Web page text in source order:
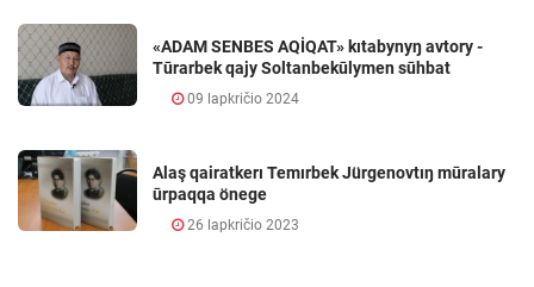
«ADAM SENBES AQİQAT» kıtabynyŋ avtory -
Tūrarbek qajy Soltanbekūlymen sūhbat
09 lapkričio 2024
Alaş qairatkerı Temırbek Jürgenovtıŋ mūralary
ūrpaqqa önege
26 lapkričio 2023